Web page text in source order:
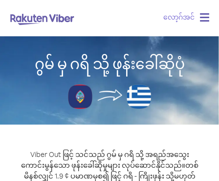
လော့ဂ်အင်
ဂွမ် မှ ဂရိ သို့ ဖုန်းခေါ်ဆိုပုံ
Viber Out ဖြင့် သင်သည် ဂွမ် မှ ဂရိ သို့ အရည်အသွေး
ကောင်းမွန်သော ဖုန်းခေါ်ဆိုမှုများ လုပ်ဆောင်နိုင်သည်။တစ်
မိနစ်လျှင် 1.9 ¢ ပမာဏမှစ၍ ဖြင့် ဂရိ - ကြိုးဖုန်း သို့မဟုတ်